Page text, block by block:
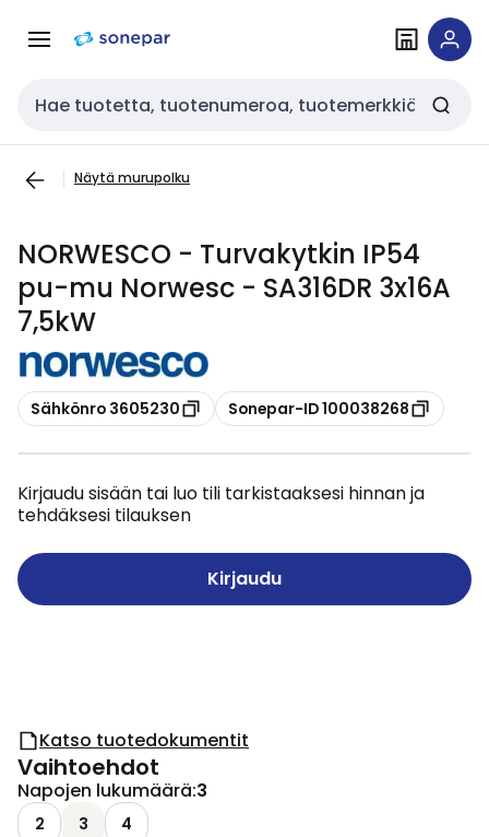
navigointiinsisältöön
Haku
Näytä murupolku
NORWESCO - Turvakytkin IP54
pu-mu Norwesc - SA316DR 3x16A
7,5kW
Kopioi
Sähkönro 3605230 Kopioi
Sonepar-ID 100038268
Kirjaudu sisään tai luo tili tarkistaaksesi hinnan ja
tehdäksesi tilauksen
Kirjaudu
Katso tuotedokumentit
Vaihtoehdot
Napojen lukumäärä:3
2 3 4